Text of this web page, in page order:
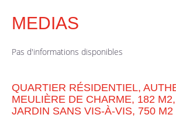
MEDIAS
Pas d'informations disponibles
QUARTIER RÉSIDENTIEL,
MEULIÈRE DE CHARME, 182
JARDIN SANS VIS-À-VIS, 750 M2